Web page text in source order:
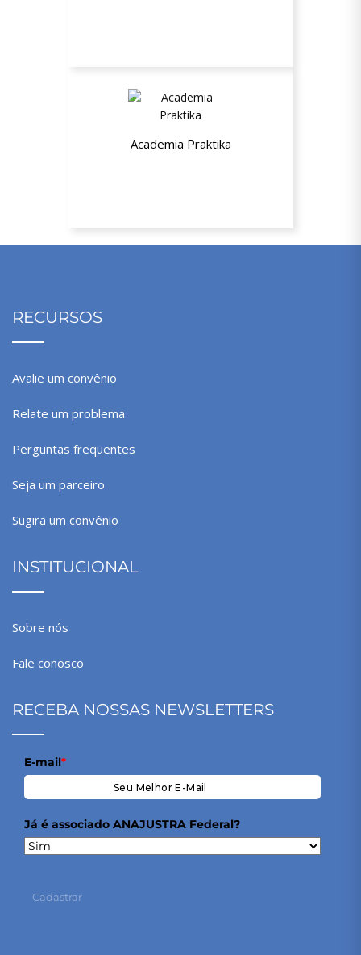
Academia Praktika
RECURSOS
Avalie um convênio
Relate um problema
Perguntas frequentes
Seja um parceiro
Sugira um convênio
INSTITUCIONAL
Sobre nós
Fale conosco
RECEBA NOSSAS NEWSLETTERS
E-mail*
Já é associado ANAJUSTRA Federal?
Cadastrar